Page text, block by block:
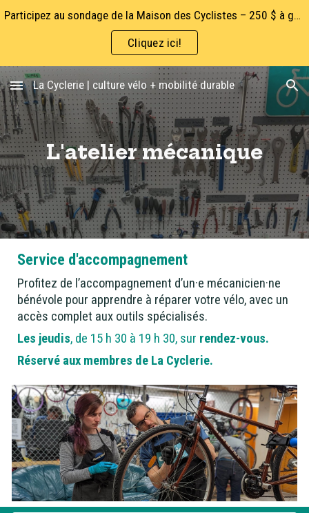
Skip to main content Skip to navigation
Participez au sondage de la Maison des Cyclistes – 250 $ à gagner!
Cliquez ici!
La Cyclerie | culture vélo + mobilité durable
L'atelier mécanique
Service d'accompagnement
Profitez de l’accompagnement d’un·e mécanicien·ne
bénévole pour apprendre à réparer votre vélo, avec un
accès complet aux outils spécialisés.
Les jeudis, de 15 h 30 à 19 h 30, sur rendez-vous.
Réservé aux membres de La Cyclerie.